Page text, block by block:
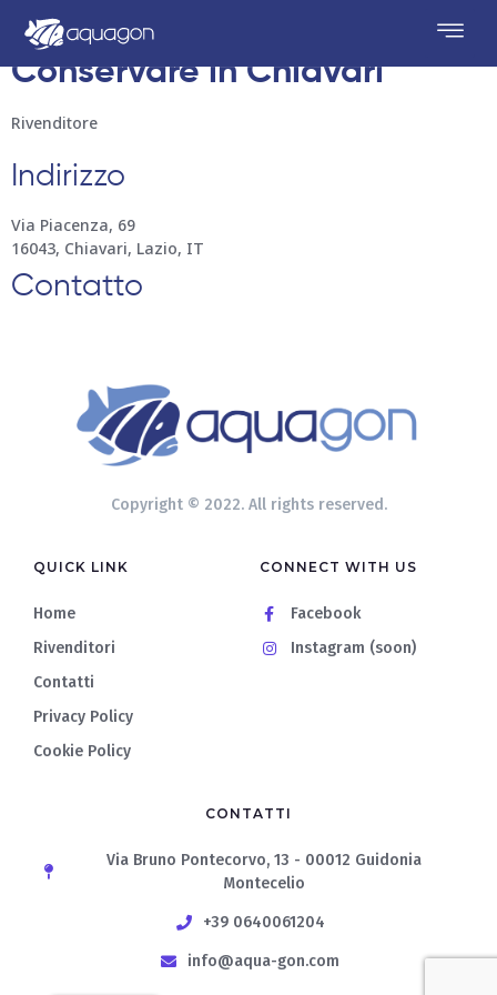
Il Serraglio Stregato
Conservare in Chiavari
Rivenditore
Indirizzo
Via Piacenza, 69
16043, Chiavari, Lazio, IT
Contatto
Copyright © 2022. All rights reserved.
QUICK LINK
Home
Rivenditori
Contatti
Privacy Policy
Cookie Policy
CONNECT WITH US
Facebook
Instagram (soon)
CONTATTI
Via Bruno Pontecorvo, 13 - 00012 Guidonia
Montecelio
+39 0640061204
info@aqua-gon.com